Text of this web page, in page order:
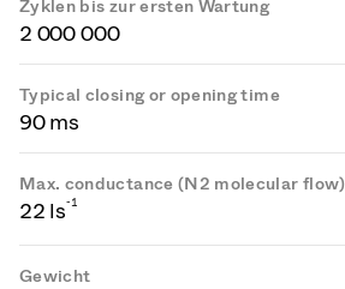
Zyklen bis zur ersten Wartung
2 000 000
Typical closing or opening time
90 ms
Max. conductance (N2 molecular flow)
22 ls-1
Gewicht